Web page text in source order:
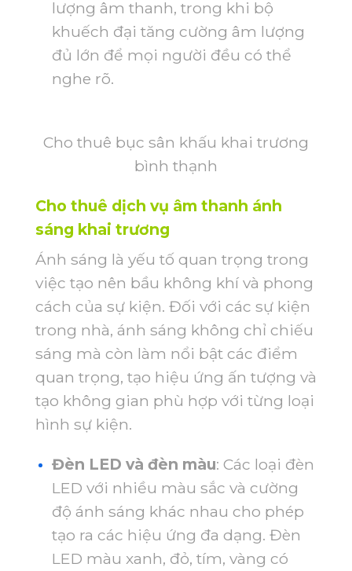
lượng âm thanh, trong khi bộ
khuếch đại tăng cường âm lượng
đủ lớn để mọi người đều có thể
nghe rõ.
Cho thuê bục sân khấu khai trương
bình thạnh
Cho thuê dịch vụ âm thanh ánh
sáng khai trương
Ánh sáng là yếu tố quan trọng trong
việc tạo nên bầu không khí và phong
cách của sự kiện. Đối với các sự kiện
trong nhà, ánh sáng không chỉ chiếu
sáng mà còn làm nổi bật các điểm
quan trọng, tạo hiệu ứng ấn tượng và
tạo không gian phù hợp với từng loại
hình sự kiện.
Đèn LED và đèn màu: Các loại đèn
LED với nhiều màu sắc và cường
độ ánh sáng khác nhau cho phép
tạo ra các hiệu ứng đa dạng. Đèn
LED màu xanh, đỏ, tím, vàng có